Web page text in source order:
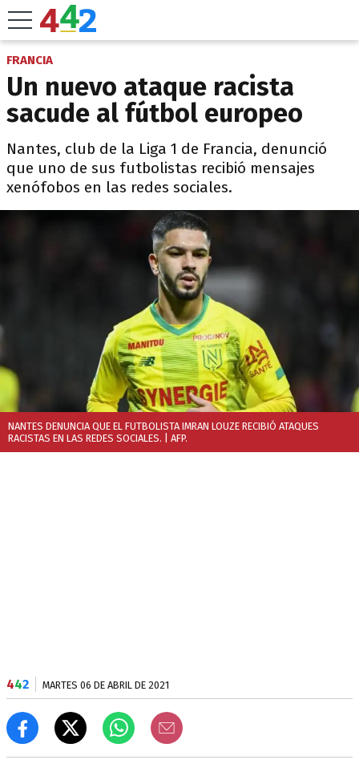
FRANCIA
Un nuevo ataque racista
sacude al fútbol europeo
Nantes, club de la Liga 1 de Francia, denunció
que uno de sus futbolistas recibió mensajes
xenófobos en las redes sociales.
NANTES DENUNCIA QUE EL FUTBOLISTA IMRAN LOUZE RECIBIÓ ATAQUES
RACISTAS EN LAS REDES SOCIALES. | AFP.
442 MARTES 06 DE ABRIL DE 2021